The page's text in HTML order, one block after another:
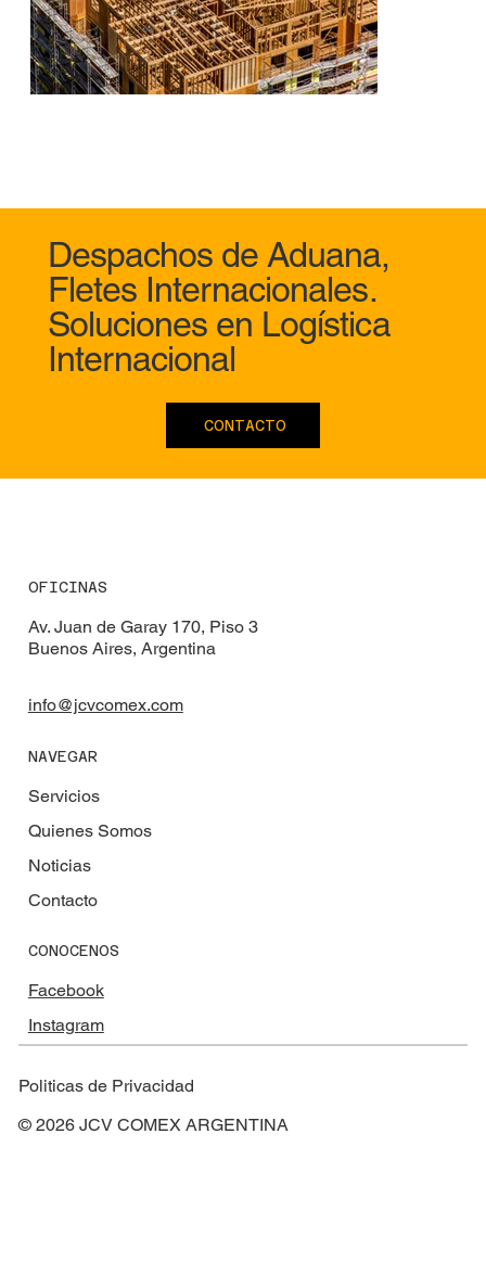
Despachos de Aduana,
Fletes Internacionales.
Soluciones en Logística
Internacional
CONTACTO
OFICINAS
Av. Juan de Garay 170, Piso 3
Buenos Aires, Argentina
info@jcvcomex.com
NAVEGAR
Servicios
Quienes Somos
Noticias
Contacto
CONOCENOS
Facebook
Instagram
Politicas de Privacidad
© 2026 JCV COMEX ARGENTINA